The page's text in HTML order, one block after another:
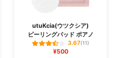
utuKcia(ウツクシア)
ピーリングパッド ポアノ
3.67(11)
¥500